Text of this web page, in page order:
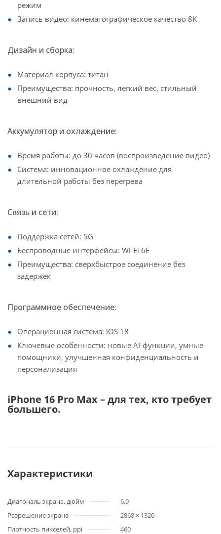
режим
Запись видео: кинематографическое качество 8K
Дизайн и сборка:
Материал корпуса: титан
Преимущества: прочность, легкий вес, стильный
внешний вид
Аккумулятор и охлаждение:
Время работы: до 30 часов (воспроизведение видео)
Система: инновационное охлаждение для
длительной работы без перегрева
Связь и сети:
Поддержка сетей: 5G
Беспроводные интерфейсы: Wi-Fi 6E
Преимущества: сверхбыстрое соединение без
задержек
Программное обеспечение:
Операционная система: iOS 18
Ключевые особенности: новые AI-функции, умные
помощники, улучшенная конфиденциальность и
персонализация
iPhone 16 Pro Max – для тех, кто требует
большего.
Характеристики
Диагональ экрана, дюйм
6.9
Разрешение экрана
2868 × 1320
Плотность пикселей, ppi
460